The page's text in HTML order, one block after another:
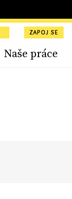
ZAPOJ SE
Naše práce